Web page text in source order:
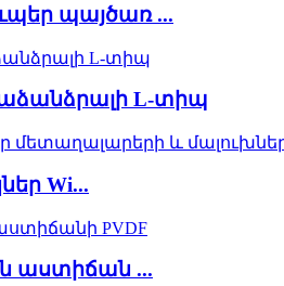
պայծառ ...
L-տիպ
Wi...
աստիճան ...